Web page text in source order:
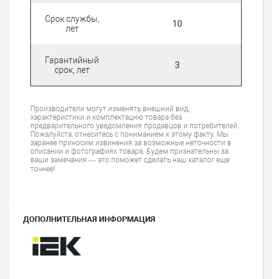
Срок службы,
лет
10
Гарантийный
срок, лет
3
Производители могут изменять внешний вид,
характеристики и комплектацию товара без
предварительного уведомления продавцов и потребителей.
Пожалуйста, отнеситесь с пониманием к этому факту. Мы
заранее приносим извинения за возможные неточности в
описании и фотографиях товара. Будем признательны за
ваши замечания — это поможет сделать наш каталог еще
точнее!
ДОПОЛНИТЕЛЬНАЯ ИНФОРМАЦИЯ